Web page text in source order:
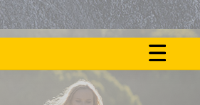
ON